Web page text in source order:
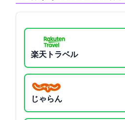
楽天トラベル
じゃらん